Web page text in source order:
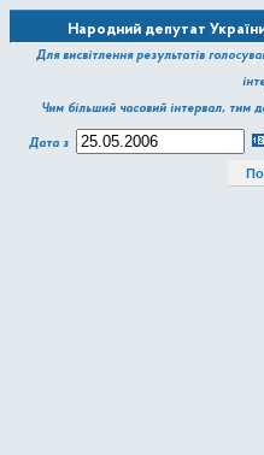
Народний депутат
Для висвітлення результатів
Чим більший часовий інтервал, тим
Дата з